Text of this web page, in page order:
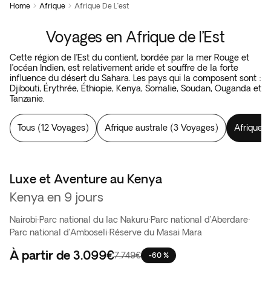
Home  Afrique  Afrique De L’est
Voyages en Afrique de l’Est
Cette région de l’Est du contient, bordée par la mer Rouge et
l’océan Indien, est relativement aride et souffre de la forte
influence du désert du Sahara. Les pays qui la composent sont :
Djibouti, Érythrée, Éthiopie, Kenya, Somalie, Soudan, Ouganda et
Tanzanie.
Tous (12 Voyages) Afrique australe (3 Voyages) Afrique
Vente Flash
Luxe et Aventure au Kenya
Kenya en 9 jours
Nairobi·Parc national du lac Nakuru·Parc national d’Aberdare·
Parc national d’Amboseli·Réserve du Masai Mara
À partir de 3.099€7.749€ -60 %